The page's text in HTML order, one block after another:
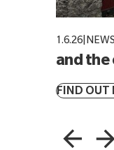
1.6.26| NEWS
and the
FIND OUT